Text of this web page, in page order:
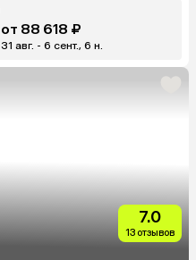
от 88 618 ₽
31 авг. - 6 сент., 6 н.
7.0
13 отзывов